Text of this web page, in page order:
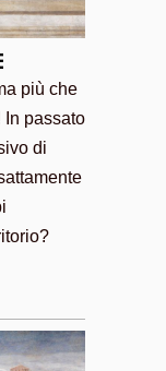
più che
In passato
di